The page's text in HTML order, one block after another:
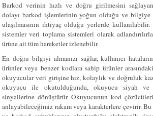
Barkod verinin hızlı ve doğru girilmesini
dolayı barkod işlemlerinin yoğun olduğu ve bilgiye
ulaşılmasının ihtiyaç olduğu yerlerde
sistemler veri toplama sistemleri olarak
ürüne ait tüm hareketler izlenebilir.
En doğru bilgiyi almanızı sağlar, kullanıcı
ürünler veya benzer kodlara sahip ürünler
okuyucular veri girişine hız, kolaylık ve doğruluk
okuyucu ile okutulduğunda, okuyucu siyah
sinyallerine dönüştürür. Okuyucunun kod
anlayabileceğimiz rakam veya karakterlere çevirir. Bu